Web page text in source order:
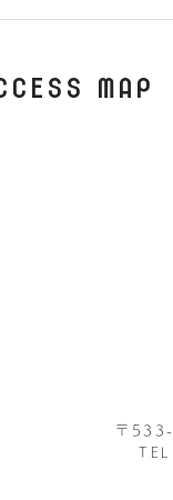
MAP
〒